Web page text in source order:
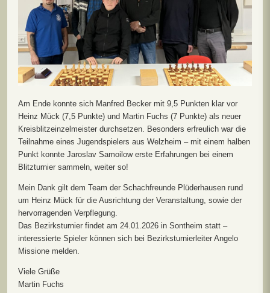
Am Ende konnte sich Manfred Becker mit 9,5 Punkten klar vor
Heinz Mück (7,5 Punkte) und Martin Fuchs (7 Punkte) als neuer
Kreisblitzeinzelmeister durchsetzen. Besonders erfreulich war die
Teilnahme eines Jugendspielers aus Welzheim – mit einem halben
Punkt konnte Jaroslav Samoilow erste Erfahrungen bei einem
Blitzturnier sammeln, weiter so!
Mein Dank gilt dem Team der Schachfreunde Plüderhausen rund
um Heinz Mück für die Ausrichtung der Veranstaltung, sowie der
hervorragenden Verpflegung.
Das Bezirksturnier findet am 24.01.2026 in Sontheim statt –
interessierte Spieler können sich bei Bezirksturnierleiter Angelo
Missione melden.
Viele Grüße
Martin Fuchs